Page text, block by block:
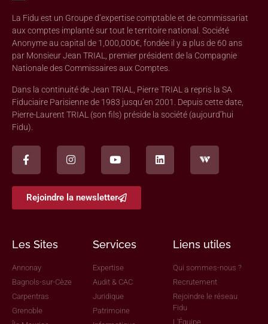
La Fidu est un Groupe d’expertise comptable et de commissariat
aux comptes implanté sur tout le territoire national. Société
Anonyme au capital de 1,000,000€, fondée il y a plus de 60 ans
par Monsieur Jean TRIAL, premier président de la Compagnie
Nationale des Commissaires aux Comptes.
Dans la continuité de Jean TRIAL, Pierre TRIAL a repris la SA
Fiduciaire Parisienne de 1983 jusqu’en 2001. Depuis cette date,
Pierre-Laurent TRIAL (son fils) préside la société (aujourd’hui
Fidu).
Rejoindre la newsletter
Les Sites
Annonay
Bagnols-sur-Cèze
Carpentras
Grenoble
Services
Expertise
Audit & CAC
Juridique
Patrimoine
Liens utiles
Qui sommes-nous ?
Recrutement
Rejoindre le réseau
Fidu
L'Équipe